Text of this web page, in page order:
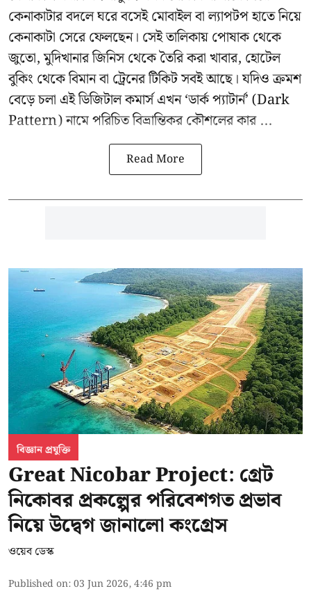
কেনাকাটার বদলে ঘরে বসেই মোবাইল বা ল্যাপটপ হাতে নিয়ে
কেনাকাটা সেরে ফেলছেন। সেই তালিকায় পোষাক থেকে
জুতো, মুদিখানার জিনিস থেকে তৈরি করা খাবার, হোটেল
বুকিং থেকে বিমান বা ট্রেনের টিকিট সবই আছে। যদিও ক্রমশ
বেড়ে চলা এই ডিজিটাল কমার্স এখন ‘ডার্ক প্যাটার্ন’ (Dark
Pattern) নামে পরিচিত বিভ্রান্তিকর কৌশলের কার ...
Read More
বিজ্ঞান প্রযুক্তি
Great Nicobar Project: গ্রেট
নিকোবর প্রকল্পের পরিবেশগত প্রভাব
নিয়ে উদ্বেগ জানালো কংগ্রেস
ওয়েব ডেস্ক
Published on:03 Jun 2026, 4:46 pm